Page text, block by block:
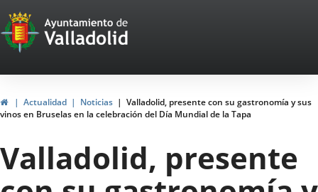
Portal
Web
del
Ayuntamiento
de
Valladolid
HomeActualidad Noticias
Valladolid, presente con su gastronomía y sus
vinos en Bruselas en la celebración del Día Mundial de la Tapa
Valladolid, presente